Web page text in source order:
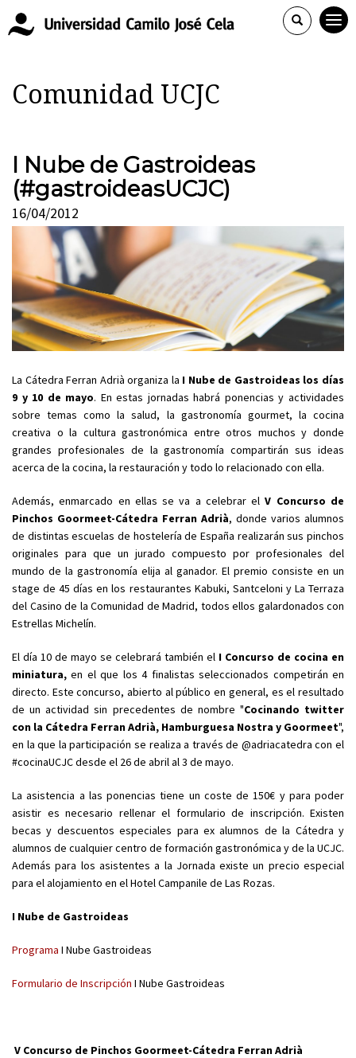
Comunidad UCJC
I Nube de Gastroideas
(#gastroideasUCJC)
16/04/2012
La Cátedra Ferran Adrià organiza la I Nube de Gastroideas los días
9 y 10 de mayo. En estas jornadas habrá ponencias y actividades
sobre temas como la salud, la gastronomía gourmet, la cocina
creativa o la cultura gastronómica entre otros muchos y donde
grandes profesionales de la gastronomía compartirán sus ideas
acerca de la cocina, la restauración y todo lo relacionado con ella.
Además, enmarcado en ellas se va a celebrar elV Concurso de
Pinchos Goormeet-Cátedra Ferran Adrià, donde varios alumnos
de distintas escuelas de hostelería de España realizarán sus pinchos
originales para que un jurado compuesto por profesionales del
mundo de la gastronomía elija al ganador. El premio consiste en un
stage de 45 días en los restaurantes Kabuki, Santceloni y La Terraza
del Casino de la Comunidad de Madrid, todos ellos galardonados con
Estrellas Michelín.
El día 10 de mayo se celebrará también el I Concurso de cocina en
miniatura, en el que los 4 finalistas seleccionados competirán en
directo. Este concurso, abierto al público en general, es el resultado
de un actividad sin precedentes de nombre "Cocinando twitter
con la Cátedra Ferran Adrià, Hamburguesa Nostra y Goormeet",
en la que la participación se realiza a través de @adriacatedra con el
#cocinaUCJC desde el 26 de abril al 3 de mayo.
La asistencia a las ponencias tiene un coste de 150€ y para poder
asistir es necesario rellenar el formulario de inscripción. Existen
becas y descuentos especiales para ex alumnos de la Cátedra y
alumnos de cualquier centro de formación gastronómica y de la UCJC.
Además para los asistentes a la Jornada existe un precio especial
para el alojamiento en el Hotel Campanile de Las Rozas.
I Nube de Gastroideas
Programa I Nube Gastroideas
Formulario de Inscripción I Nube Gastroideas
V Concurso de Pinchos Goormeet-Cátedra Ferran Adrià